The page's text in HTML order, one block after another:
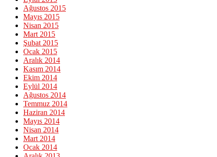
Ağustos 2015
Mayıs 2015
Nisan 2015
Mart 2015
Şubat 2015
Ocak 2015
Aralık 2014
Kasım 2014
Ekim 2014
Eylül 2014
Ağustos 2014
Temmuz 2014
Haziran 2014
Mayıs 2014
Nisan 2014
Mart 2014
Ocak 2014